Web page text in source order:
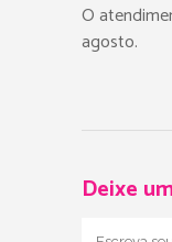
O
agosto.
Deixe